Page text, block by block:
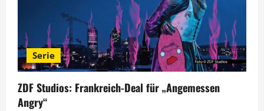
Serie
ZDF Studios: Frankreich-Deal für „Angemessen
Angry“